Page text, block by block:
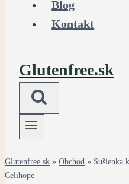
Blog
Kontakt
Glutenfree.sk
Glutenfree.sk » Obchod » Sušienka
Celihope